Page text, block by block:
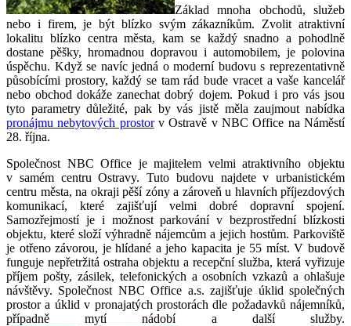
Základ mnoha obchodů, služeb
nebo i firem, je být blízko svým zákazníkům. Zvolit atraktivní
lokalitu blízko centra města, kam se každý snadno a pohodlně
dostane pěšky, hromadnou dopravou i automobilem, je polovina
úspěchu. Když se navíc jedná o moderní budovu s reprezentativně
působícími prostory, každý se tam rád bude vracet a vaše kancelář
nebo obchod dokáže zanechat dobrý dojem. Pokud i pro vás jsou
tyto parametry důležité, pak by vás jistě měla zaujmout nabídka
pronájmu nebytových prostorv Ostravě v NBC Office na Náměstí
28. října.
Společnost NBC Office je majitelem velmi atraktivního objektu
v samém centru Ostravy. Tuto budovu najdete v urbanistickém
centru města, na okraji pěší zóny a zároveň u hlavních příjezdových
komunikací, které zajišťují velmi dobré dopravní spojení.
Samozřejmostí je i možnost parkování v bezprostřední blízkosti
objektu, které složí výhradně nájemcům a jejich hostům. Parkoviště
je otřeno závorou, je hlídané a jeho kapacita je 55 míst. V budově
funguje nepřetržitá ostraha objektu a recepční služba, která vyřizuje
příjem pošty, zásilek, telefonických a osobních vzkazů a ohlašuje
návštěvy. Společnost NBC Office a.s. zajišťuje úklid společných
prostor a úklid v pronajatých prostorách dle požadavků nájemníků,
případně mytí nádobí a další služby.